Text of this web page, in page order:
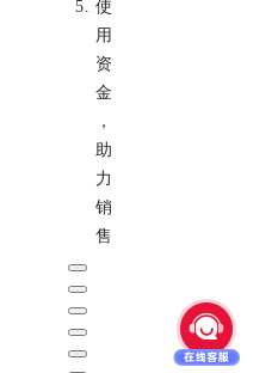
使
用
资
金
，
助
力
销
售